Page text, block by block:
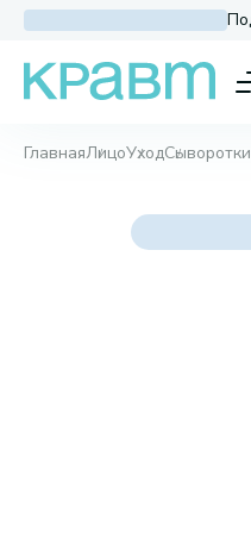
ГлавнаяЛицоУход